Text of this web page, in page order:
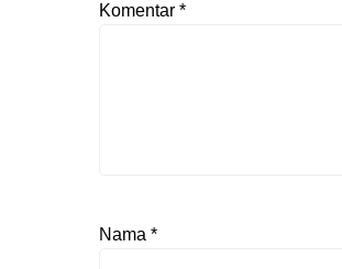
Komentar *
Nama *